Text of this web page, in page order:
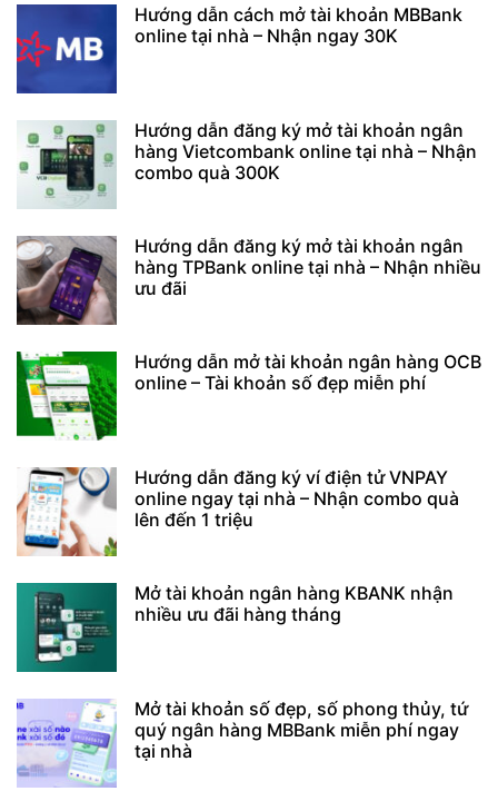
Hướng dẫn cách mở tài khoản MBBank
online tại nhà – Nhận ngay 30K
Hướng dẫn đăng ký mở tài khoản ngân
hàng Vietcombank online tại nhà – Nhận
combo quà 300K
Hướng dẫn đăng ký mở tài khoản ngân
hàng TPBank online tại nhà – Nhận nhiều
ưu đãi
Hướng dẫn mở tài khoản ngân hàng OCB
online – Tài khoản số đẹp miễn phí
Hướng dẫn đăng ký ví điện tử VNPAY
online ngay tại nhà – Nhận combo quà
lên đến 1 triệu
Mở tài khoản ngân hàng KBANK nhận
nhiều ưu đãi hàng tháng
Mở tài khoản số đẹp, số phong thủy, tứ
quý ngân hàng MBBank miễn phí ngay
tại nhà